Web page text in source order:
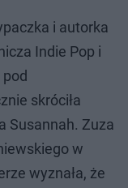
i autorka
Indie Pop i
skróciła
Susannah. Zuza
w
wyznała, że